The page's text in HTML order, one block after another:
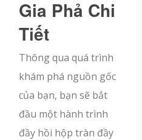
Gia Phả Chi
Tiết
Thông qua quá trình
khám phá nguồn gốc
của bạn, bạn sẽ bắt
đầu một hành trình
đầy hồi hộp tràn đầy